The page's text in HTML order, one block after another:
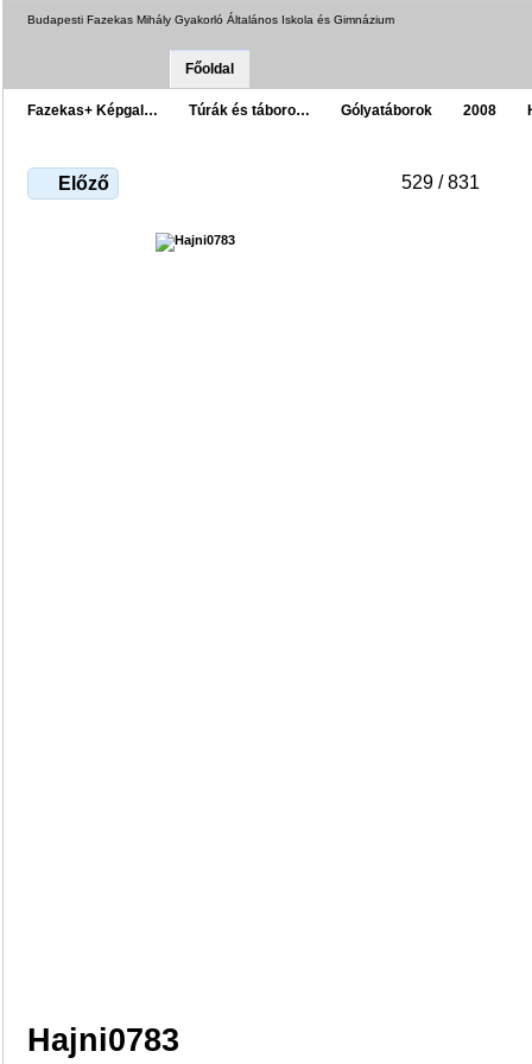
Budapesti Fazekas Mihály Gyakorló Általános Iskola és Gimnázium
Főoldal
Fazekas+ Képgal… Túrák és táboro… Gólyatáborok 2008
Előző 529 / 831
Hajni0783